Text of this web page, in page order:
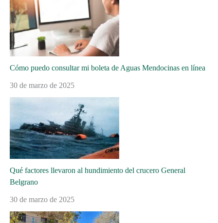
Cómo puedo consultar mi boleta de Aguas Mendocinas en línea
30 de marzo de 2025
Qué factores llevaron al hundimiento del crucero General
Belgrano
30 de marzo de 2025